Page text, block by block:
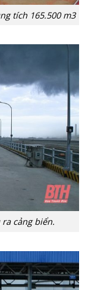
tích 165.500 m3
cảng biển.